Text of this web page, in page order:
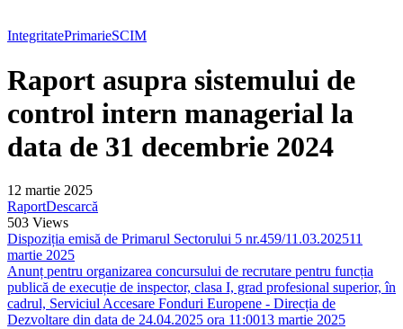
IntegritatePrimarieSCIM
Raport asupra sistemului de
control intern managerial la
data de 31 decembrie 2024
12 martie 2025
RaportDescarcă
503 Views
Dispoziția emisă de Primarul Sectorului 5 nr.459/11.03.202511
martie 2025
Anunț pentru organizarea concursului de recrutare pentru funcția
publică de execuție de inspector, clasa I, grad profesional superior, în
cadrul, Serviciul Accesare Fonduri Europene - Direcția de
Dezvoltare din data de 24.04.2025 ora 11:0013 martie 2025